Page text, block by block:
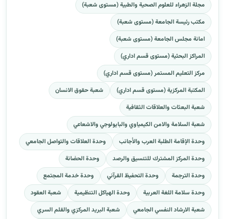
مجلة الزهراء للعلوم الصحية والطبية (مستوى شعبة)
مكتب رئيسة الجامعة (مستوى شعبة)
امانة مجلس الجامعة (مستوى شعبة)
المراكز البحثية (مستوى قسم اداري)
مركز التعليم المستمر (مستوى قسم اداري)
المكتبة المركزية (مستوى قسم اداري)
شعبة حقوق الانسان
شعبة البعثات والعلاقات الثقافية
شعبة السلامة والامن الكيمياوي والبايولوجي والاشعاعي
وحدة الإقامة الطلبة العرب والأجانب
وحدة العلاقات والتواصل الجامعي
وحدة المركز المشترك للتنسيق والرصد
وحدة الحضانة
وحدة الترجمة
وحدة التحفيظ القرآني
وحدة خدمة المجتمع
وحدة سلامة اللغة العربية
وحدة الهياكل التنظيمية
شعبة العقود
شعبة الارشاد النفسي الجامعي
شعبة البريد المركزي والقلم السري